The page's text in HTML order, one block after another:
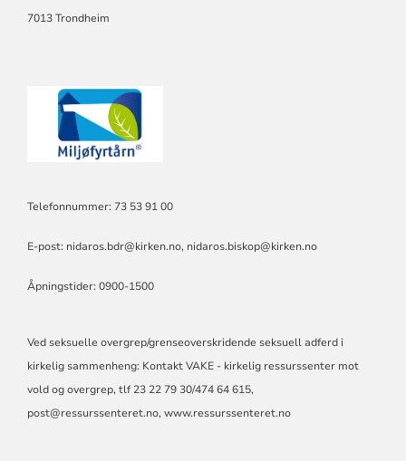
7013 Trondheim
Telefonnummer: 73 53 91 00
E-post: nidaros.bdr@kirken.no, nidaros.biskop@kirken.no
Åpningstider: 0900-1500
Ved seksuelle overgrep/grenseoverskridende seksuell adferd i
kirkelig sammenheng: Kontakt VAKE - kirkelig ressurssenter mot
vold og overgrep, tlf 23 22 79 30/474 64 615,
post@ressurssenteret.no, www.ressurssenteret.no